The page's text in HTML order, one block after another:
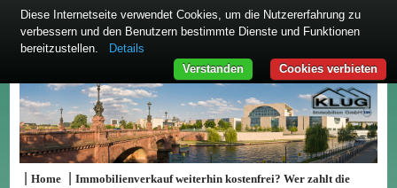
|Home |Immobilienverkauf weiterhin kostenfrei? Wer zahlt die
Diese Internetseite verwendet Cookies, um die Nutzererfahrung zu
verbessern und den Benutzern bestimmte Dienste und Funktionen
bereitzustellen.
Details
Cookies verbieten
Verstanden